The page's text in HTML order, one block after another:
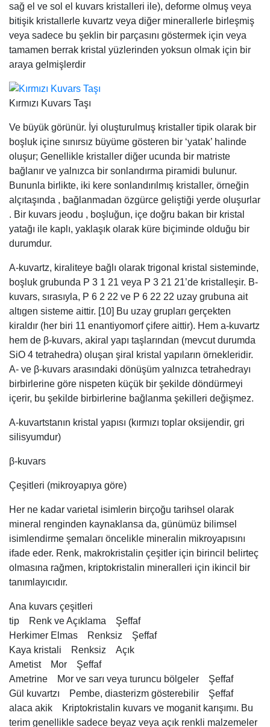
sağ el ve sol el kuvars kristalleri ile), deforme olmuş veya
bitişik kristallerle kuvartz veya diğer minerallerle birleşmiş
veya sadece bu şeklin bir parçasını göstermek için veya
tamamen berrak kristal yüzlerinden yoksun olmak için bir
araya gelmişlerdir
Kırmızı Kuvars Taşı
Ve büyük görünür. İyi oluşturulmuş kristaller tipik olarak bir
boşluk içine sınırsız büyüme gösteren bir ‘yatak’ halinde
oluşur; Genellikle kristaller diğer ucunda bir matriste
bağlanır ve yalnızca bir sonlandırma piramidi bulunur.
Bununla birlikte, iki kere sonlandırılmış kristaller, örneğin
alçıtaşında , bağlanmadan özgürce geliştiği yerde oluşurlar
. Bir kuvars jeodu , boşluğun, içe doğru bakan bir kristal
yatağı ile kaplı, yaklaşık olarak küre biçiminde olduğu bir
durumdur.
Α-kuvartz, kiraliteye bağlı olarak trigonal kristal sisteminde,
boşluk grubunda P 3 1 21 veya P 3 21 21’de kristalleşir. Β-
kuvars, sırasıyla, P 6 2 22 ve P 6 22 22 uzay grubuna ait
altıgen sisteme aittir. [10] Bu uzay grupları gerçekten
kiraldır (her biri 11 enantiyomorf çifere aittir). Hem a-kuvartz
hem de β-kuvars, akiral yapı taşlarından (mevcut durumda
SiO 4 tetrahedra) oluşan şiral kristal yapıların örnekleridir.
Α- ve β-kuvars arasındaki dönüşüm yalnızca tetrahedrayı
birbirlerine göre nispeten küçük bir şekilde döndürmeyi
içerir, bu şekilde birbirlerine bağlanma şekilleri değişmez.
Α-kuvartstanın kristal yapısı (kırmızı toplar oksijendir, gri
silisyumdur)
β-kuvars
Çeşitleri (mikroyapıya göre)
Her ne kadar varietal isimlerin birçoğu tarihsel olarak
mineral renginden kaynaklansa da, günümüz bilimsel
isimlendirme şemaları öncelikle mineralin mikroyapısını
ifade eder. Renk, makrokristalin çeşitler için birincil belirteç
olmasına rağmen, kriptokristalin mineralleri için ikincil bir
tanımlayıcıdır.
Ana kuvars çeşitleri
tip Renk ve Açıklama Şeffaf
Herkimer Elmas Renksiz Şeffaf
Kaya kristali Renksiz Açık
Ametist Mor Şeffaf
Ametrine Mor ve sarı veya turuncu bölgeler Şeffaf
Gül kuvartzı Pembe, diasterizm gösterebilir Şeffaf
alaca akik Kriptokristalin kuvars ve moganit karışımı. Bu
terim genellikle sadece beyaz veya açık renkli malzemeler